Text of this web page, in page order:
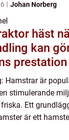
Johan Norberg
häst när manuell
kan
Hamstrar är
stimulerande
Ett
är ett